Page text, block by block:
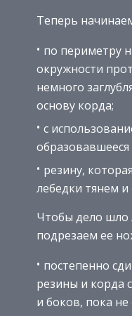
Теперь
по периметру
окружности
немного
основу корда;
с
резину,
лебедки тянем
Чтобы дело шло
подрезаем ее
постепенно
резины и корда
и боков, пока не